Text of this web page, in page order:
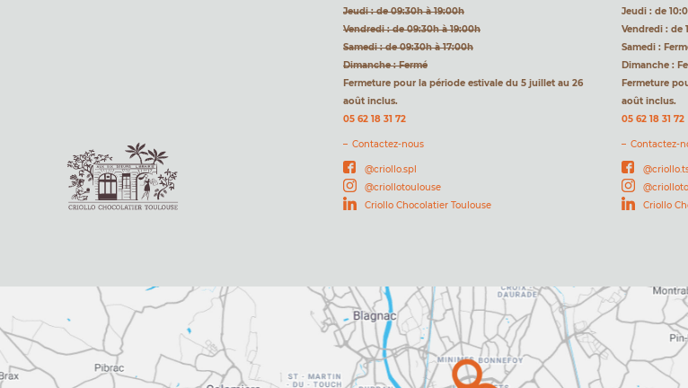
Jeudi : de 09:30h à 19:00h
Vendredi : de 09:30h à 19:00h
Samedi : de 09:30h à 17:00h
Dimanche : Fermé
Fermeture pour la période estivale du 5 juillet au 26
août inclus.
05 62 18 31 72
Contactez-nous
@criollo.spl
@criollotoulouse
Criollo Chocolatier Toulouse
Jeudi : de
Vendredi : de
Samedi :
Dimanche :
Fermeture
août inclus.
05 62 18 31 72
Contactez-
Criollo